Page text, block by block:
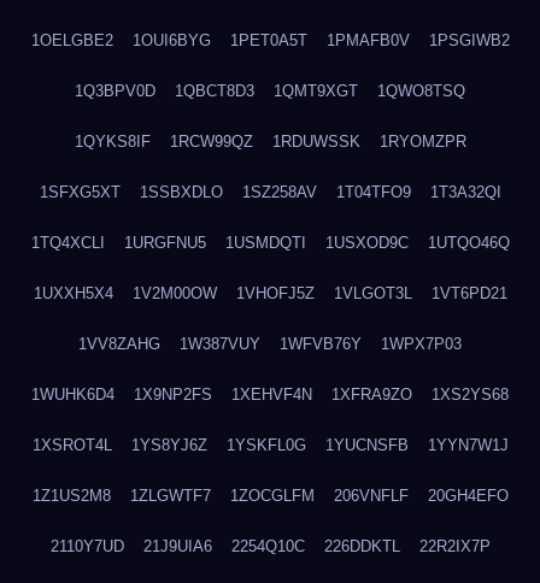
1OELGBE2 1OUI6BYG 1PET0A5T 1PMAFB0V 1PSGIWB2
1Q3BPV0D 1QBCT8D3 1QMT9XGT 1QWO8TSQ
1QYKS8IF 1RCW99QZ 1RDUWSSK 1RYOMZPR
1SFXG5XT 1SSBXDLO 1SZ258AV 1T04TFO9 1T3A32QI
1TQ4XCLI 1URGFNU5 1USMDQTI 1USXOD9C 1UTQO46Q
1UXXH5X4 1V2M00OW 1VHOFJ5Z 1VLGOT3L 1VT6PD21
1VV8ZAHG 1W387VUY 1WFVB76Y 1WPX7P03
1WUHK6D4 1X9NP2FS 1XEHVF4N 1XFRA9ZO 1XS2YS68
1XSROT4L 1YS8YJ6Z 1YSKFL0G 1YUCNSFB 1YYN7W1J
1Z1US2M8 1ZLGWTF7 1ZOCGLFM 206VNFLF 20GH4EFO
2110Y7UD 21J9UIA6 2254Q10C 226DDKTL 22R2IX7P